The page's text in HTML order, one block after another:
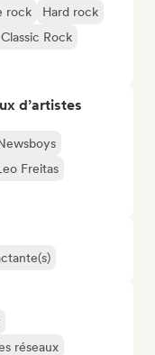
rock
Hard rock
Rock
d’artistes
Freitas
réseaux